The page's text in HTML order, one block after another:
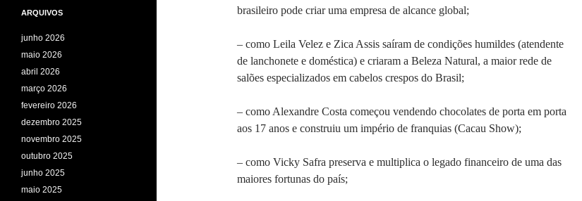
brasileiro pode criar uma empresa de alcance global;
– como Leila Velez e Zica Assis saíram de condições humildes (atendente
de lanchonete e doméstica) e criaram a Beleza Natural, a maior rede de
salões especializados em cabelos crespos do Brasil;
– como Alexandre Costa começou vendendo chocolates de porta em porta
aos 17 anos e construiu um império de franquias (Cacau Show);
– como Vicky Safra preserva e multiplica o legado financeiro de uma das
maiores fortunas do país;
ARQUIVOS
junho 2026
maio 2026
abril 2026
março 2026
fevereiro 2026
dezembro 2025
novembro 2025
outubro 2025
junho 2025
maio 2025